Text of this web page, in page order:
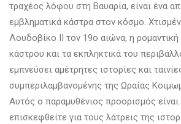
τραχέος λόφου στη Βαυαρία, είναι ένα
εμβληματικά κάστρα στον κόσμο.
Λουδοβίκο II τον 19ο αιώνα, η ρομαντική
κάστρου και τα εκπληκτικά του
εμπνεύσει αμέτρητες ιστορίες και
συμπεριλαμβανομένης της Ωραίας
Αυτός ο παραμυθένιος προορισμός είναι
επισκεφθείτε για τους λάτρεις της